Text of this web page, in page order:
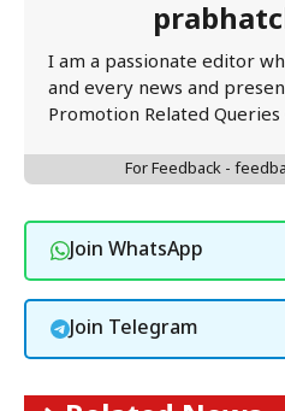
I am a passionate editor
and every news and
Promotion Related Queries
For Feedback -
Join WhatsApp
Join Telegram